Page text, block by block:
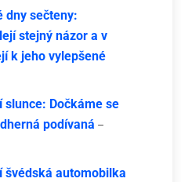
dny sečteny:
stejný názor a v
k jeho vylepšené
slunce: Dočkáme se
podívaná –
švédská automobilka